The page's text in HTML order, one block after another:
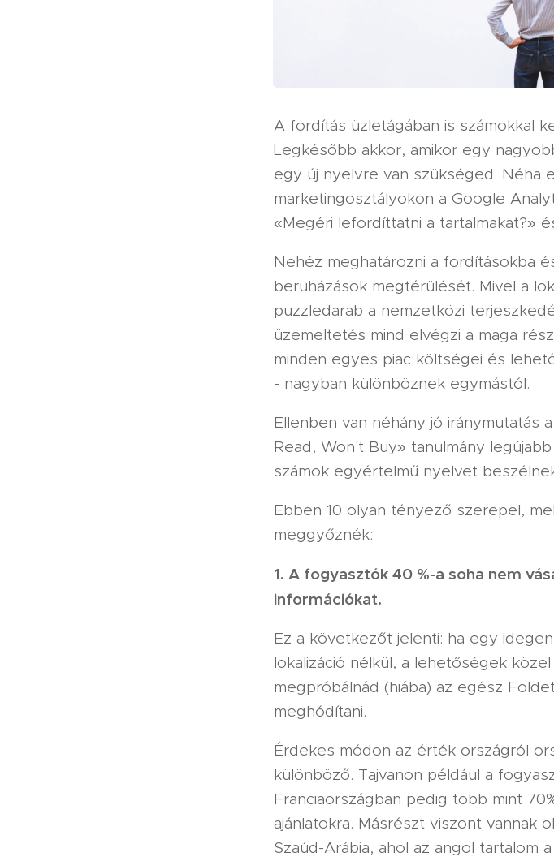
A fordítás üzletágában is számokkal
Legkésőbb akkor, amikor egy
egy új nyelvre van szükséged. Néha
marketingosztályokon a Google
«Megéri lefordíttatni a tartalmakat?»
Nehéz meghatározni a fordításokba
beruházások megtérülését. Mivel a
puzzledarab a nemzetközi
üzemeltetés mind elvégzi a maga
minden egyes piac költségei és
- nagyban különböznek egymástól.
Ellenben van néhány jó iránymutatás
Read, Won't Buy» tanulmány
számok egyértelmű nyelvet
Ebben 10 olyan tényező szerepel,
meggyőznék:
1. A fogyasztók 40 %-a soha nem
információkat.
Ez a következőt jelenti: ha egy
lokalizáció nélkül, a lehetőségek
megpróbálnád (hiába) az egész
meghódítani.
Érdekes módon az érték országról
különböző. Tajvanon például a
Franciaországban pedig több mint
ajánlatokra. Másrészt viszont vannak
Szaúd-Arábia, ahol az angol tartalom